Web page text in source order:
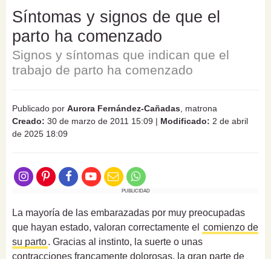
Síntomas y signos de que el
parto ha comenzado
Signos y síntomas que indican que el
trabajo de parto ha comenzado
Publicado por Aurora Fernández-Cañadas, matrona
Creado: 30 de marzo de 2011 15:09 | Modificado: 2 de abril
de 2025 18:09
PUBLICIDAD
La mayoría de las embarazadas por muy preocupadas
que hayan estado, valoran correctamente el comienzo de
su parto. Gracias al instinto, la suerte o unas
contracciones francamente dolorosas, la gran parte de